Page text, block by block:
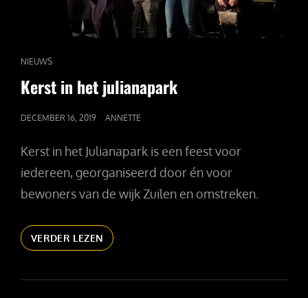
CAT
LINKS
NIEUWS
Kerst in het julianapark
GEPUBLICEERD
DECEMBER 16, 2019 ANNETTE
Kerst in het Julianapark is een feest voor
iedereen, georganiseerd door én voor
bewoners van de wijk Zuilen en omstreken.
VERDER LEZEN KERST
IN
JULIANAPARK